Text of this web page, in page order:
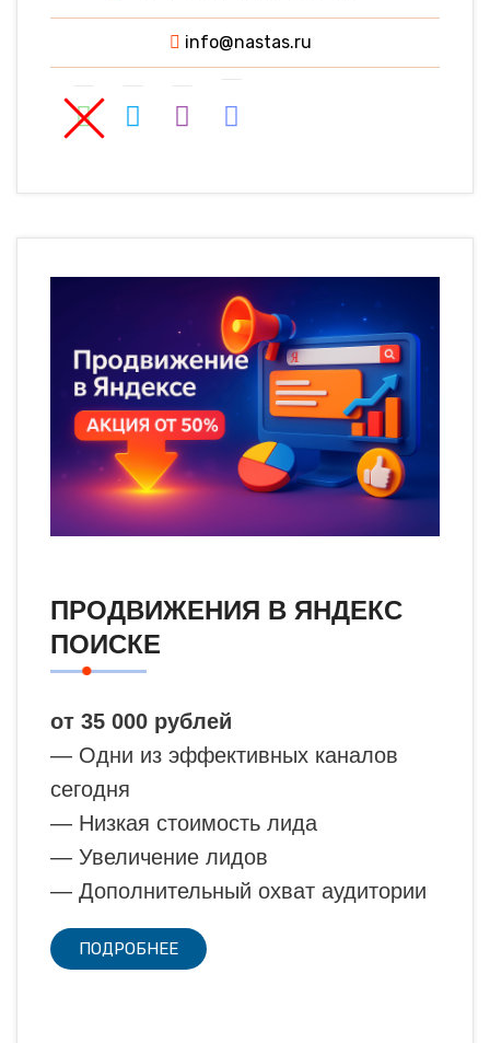
info@nastas.ru
ПРОДВИЖЕНИЯ В ЯНДЕКС
ПОИСКЕ
от 35 000 рублей
— Одни из эффективных каналов
сегодня
— Низкая стоимость лида
— Увеличение лидов
— Дополнительный охват аудитории
ПОДРОБНЕЕ